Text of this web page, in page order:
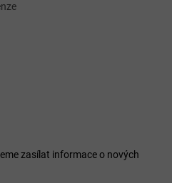
zasílat informace o nových